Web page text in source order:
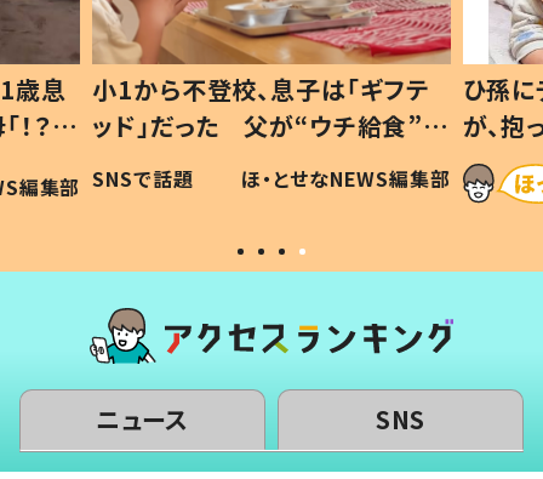
フテ
食”を
編集部
ひ孫にデレデレな80歳じいじ
が、抱っこすると…ひ孫の反応に
「涙が出ました」「可愛くて仕方な
い」
ほ・とせなNEWS編集部
ニュース SNS